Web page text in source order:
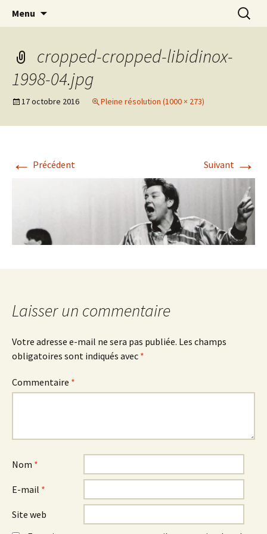
New Rancard
Association d’éducation populaire à Teillé
Menu
cropped-cropped-libidinox-
1998-04.jpg
17 octobre 2016 Pleine résolution (1000 × 273)
← Précédent Suivant →
Laisser un commentaire
Votre adresse e-mail ne sera pas publiée. Les champs
obligatoires sont indiqués avec *
Commentaire *
Nom *
E-mail *
Site web